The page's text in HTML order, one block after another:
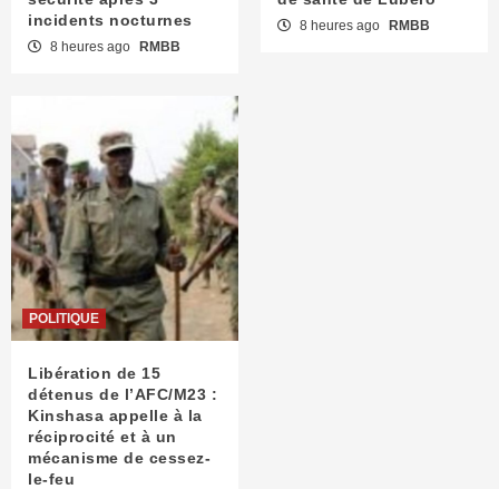
incidents nocturnes
8 heures ago RMBB
8 heures ago RMBB
POLITIQUE
Libération de 15
détenus de l’AFC/M23 :
Kinshasa appelle à la
réciprocité et à un
mécanisme de cessez-
le-feu